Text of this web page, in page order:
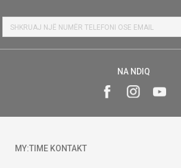
NA NDIQ
MY:TIME KONTAKT